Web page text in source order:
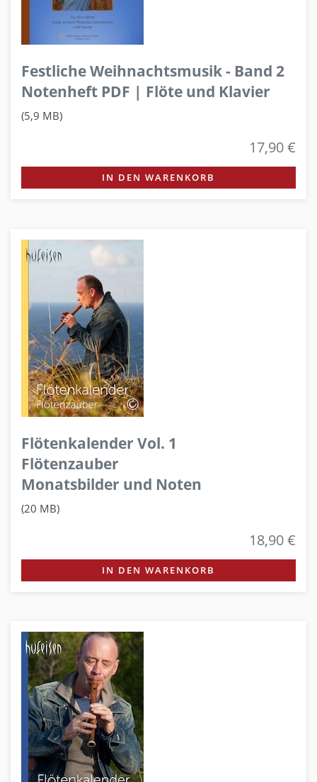
Festliche Weihnachtsmusik - Band 2
Notenheft PDF | Flöte und Klavier
(5,9 MB)
17,90 €
IN DEN WARENKORB
Flötenkalender Vol. 1
Flötenzauber
Monatsbilder und Noten
(20 MB)
18,90 €
IN DEN WARENKORB